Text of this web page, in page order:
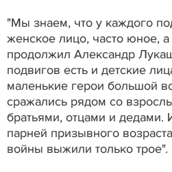
"Мы знаем, что у каждого
женское лицо, часто юное,
продолжил Александр
подвигов есть и детские
маленькие герои большой
сражались рядом со
братьями, отцами и дедами.
парней призывного
войны выжили только трое".